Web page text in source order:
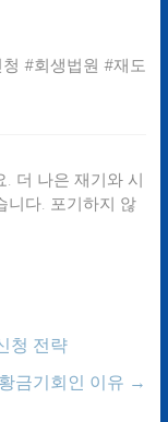
#회생법원 #재도
. 더 나은 재기와 시
니다. 포기하지 않
청 전략
금기회인 이유 →